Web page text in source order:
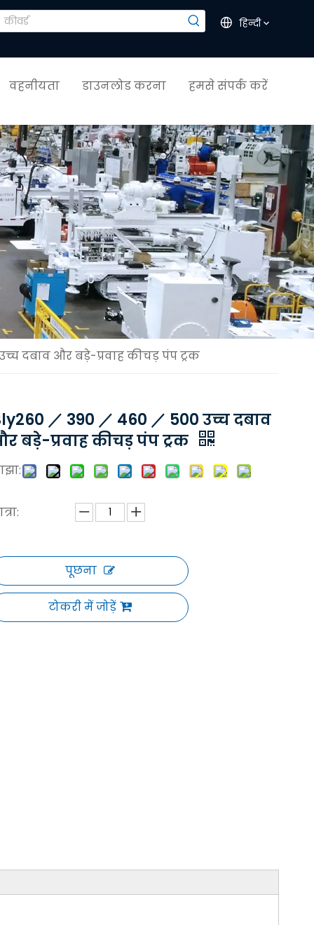
हिन्दी
वहनीयता डाउनलोड करना हमसे संपर्क करें
दबाव और बड़े-प्रवाह कीचड़ पंप ट्रक
／ 390 ／ 460 ／ 500 उच्च दबाव
बड़े-प्रवाह कीचड़ पंप ट्रक
पूछना
टोकरी में जोड़ें